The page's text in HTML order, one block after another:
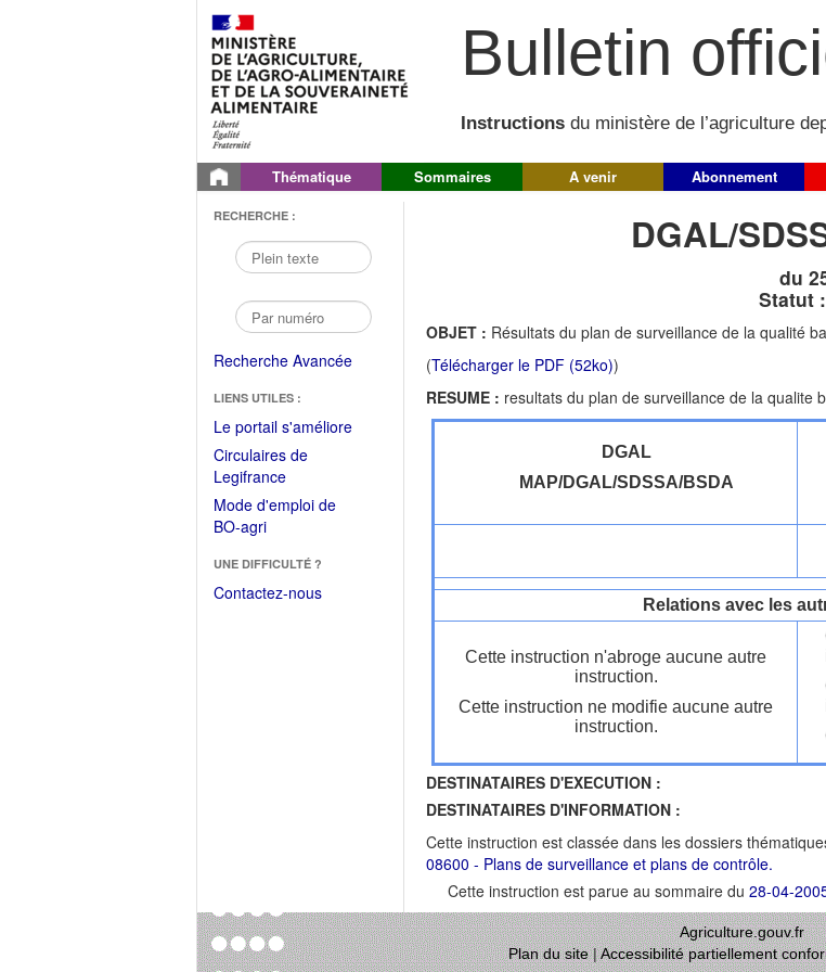
Bulletin
Instructions du ministère de l’agriculture
Thématique Sommaires A venir Abonnement
RECHERCHE :
Recherche Avancée
LIENS UTILES :
Le portail s'améliore(Fichier
Circulaires de
Legifrance(Ouvrir
dans
une
fenêtre)
Mode d'emploi de
BO-agri(Ouvrir
une
nouvelle
UNE DIFFICULTÉ ?
Contactez-nous
DGAL/
du
Statut :
OBJET : Résultats du plan de surveillance de la qualité
(Télécharger le PDF (52ko))
RESUME : resultats du plan de surveillance de la qualite
DGAL
MAP/DGAL/SDSSA/BSDA
Relations avec les
Cette instruction n'abroge aucune autre
instruction.
Cette instruction ne modifie aucune autre
instruction.
DESTINATAIRES D'EXECUTION :
DESTINATAIRES D'INFORMATION :
Cette instruction est classée dans les dossiers
08600 - Plans de surveillance et plans de contrôle.
Cette instruction est parue au sommaire du 28-04-
Agriculture.gouv.fr
Plan du site|Accessibilité partiellement